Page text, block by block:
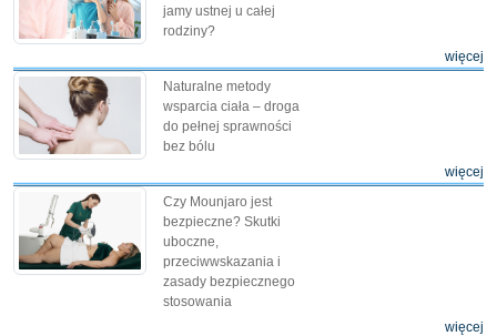
jamy ustnej u całej
rodziny?
więcej
Naturalne metody
wsparcia ciała – droga
do pełnej sprawności
bez bólu
więcej
Czy Mounjaro jest
bezpieczne? Skutki
uboczne,
przeciwwskazania i
zasady bezpiecznego
stosowania
więcej